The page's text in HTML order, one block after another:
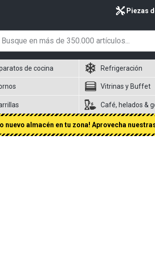
Piezas
de cocina Refrigeración
Vitrinas y Buffet
Café, helados &
nuevo almacén en tu zona! Aprovecha